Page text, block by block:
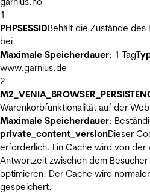
1
PHPSESSIDBehält die Zustände des
bei.
Maximale Speicherdauer: 1 Tag
www.garnius.de
2
Warenkorbfunktionalität auf der
Maximale Speicherdauer:
private_content_versionDieser
erforderlich. Ein Cache wird von
Antwortzeit zwischen dem
optimieren. Der Cache wird
gespeichert.